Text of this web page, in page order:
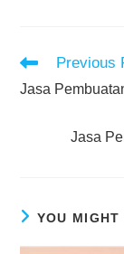
Previous
Jasa
Jasa
YOU